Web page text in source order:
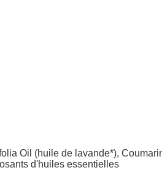
Oil (huile de lavande*),
d'huiles essentielles